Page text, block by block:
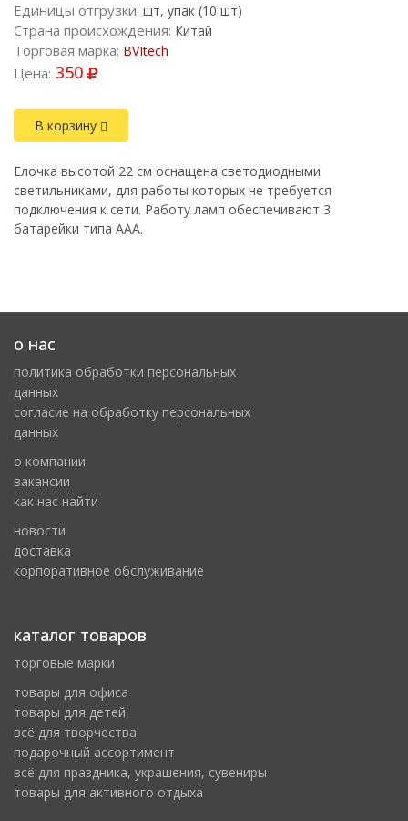
Единицы отгрузки: шт, упак (10 шт)
Страна происхождения: Китай
Торговая марка: BVItech
Цена: 350
В корзину
Елочка высотой 22 см оснащена светодиодными
светильниками, для работы которых не требуется
подключения к сети. Работу ламп обеспечивают 3
батарейки типа ААА.
о нас
политика обработки персональных
данных
cогласие на обработку персональных
данных
о компании
вакансии
как нас найти
новости
доставка
корпоративное обслуживание
каталог товаров
торговые марки
товары для офиса
товары для детей
всё для творчества
подарочный ассортимент
всё для праздника, украшения, сувениры
товары для активного отдыха